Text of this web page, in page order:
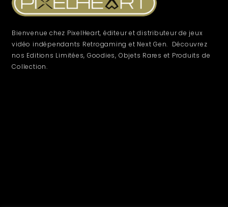
Bienvenue chez PixelHeart, éditeur et distributeur de jeux
vidéo indépendants Retrogaming et Next Gen. Découvrez
nos Editions Limitées, Goodies, Objets Rares et Produits de
Collection.